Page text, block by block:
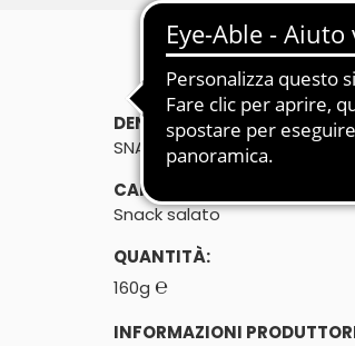
Descrizione
DENOMINAZIONE DI
SNACK SALATO A BASE DI
CARATTERISTICHE:
Snack salato
QUANTITÀ:
160g ℮
INFORMAZIONI